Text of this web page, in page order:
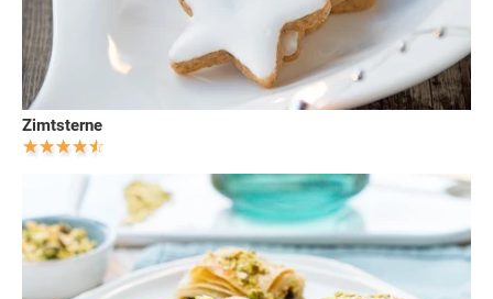
Zimtsterne